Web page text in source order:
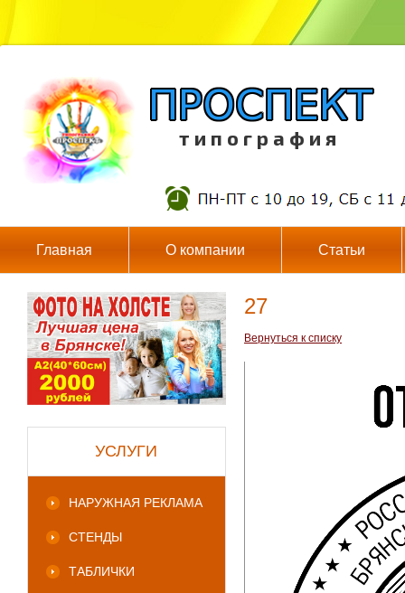
т и п о г р а ф и я
Главная О компании Статьи
УСЛУГИ
НАРУЖНАЯ РЕКЛАМА
СТЕНДЫ
ТАБЛИЧКИ
27
Вернуться к списку